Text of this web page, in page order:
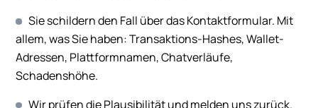
Sie schildern den Fall über das Kontaktformular. Mit
allem, was Sie haben: Transaktions-Hashes, Wallet-
Adressen, Plattformnamen, Chatverläufe,
Schadenshöhe.
Wir prüfen die Plausibilität und melden uns zurück.